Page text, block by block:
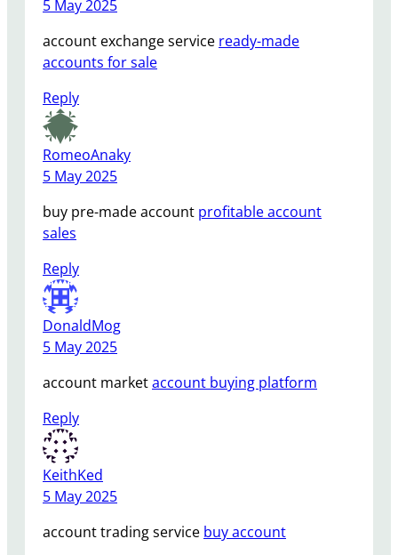
5 May 2025
account exchange service ready-made
accounts for sale
Reply
RomeoAnaky
5 May 2025
buy pre-made account profitable account
sales
Reply
DonaldMog
5 May 2025
account marketaccount buying platform
Reply
KeithKed
5 May 2025
account trading service buy account